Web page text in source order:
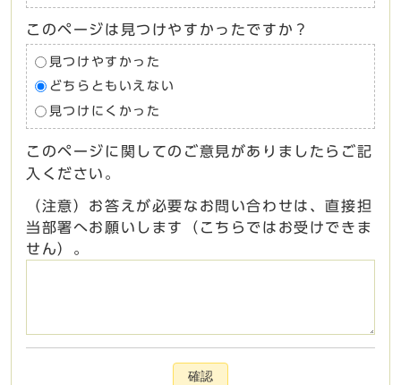
このページは見つけやすかったですか？
見つけやすかった
どちらともいえない
見つけにくかった
このページに関してのご意見がありましたらご記
入ください。
（注意）お答えが必要なお問い合わせは、直接担
当部署へお願いします（こちらではお受けできま
せん）。
確認